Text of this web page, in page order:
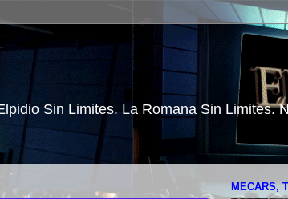
Sin Limites. La Romana Sin Limites.
MECARS,